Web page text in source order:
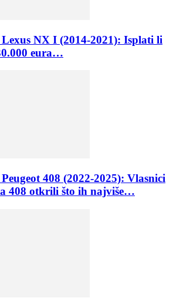
NX I (2014-2021): Isplati li
eura…
408 (2022-2025): Vlasnici
408 otkrili što ih najviše…